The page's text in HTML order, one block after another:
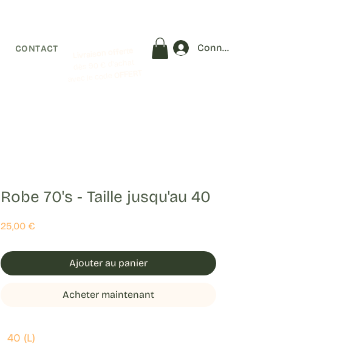
CONTACT Connexion
Robe 70's - Taille jusqu'au 40
25,00 €
Ajouter au panier
Acheter maintenant
40 (L)